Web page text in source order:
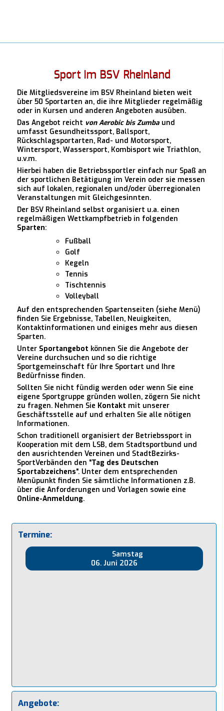
Sport im BSV Rheinland
Die Mitgliedsvereine im BSV Rheinland bieten weit
über 50 Sportarten an, die ihre Mitglieder regelmäßig
oder in Kursen und anderen Angeboten ausüben.
Das Angebot reicht von Aerobic bis Zumbaund
umfasst Gesundheitssport, Ballsport,
Rückschlagsportarten, Rad- und Motorsport,
Wintersport, Wassersport, Kombisport wie Triathlon,
u.v.m.
Hierbei haben die Betriebssportler einfach nur Spaß an
der sportlichen Betätigung im Verein oder sie messen
sich auf lokalen, regionalen und/oder überregionalen
Veranstaltungen mit Gleichgesinnten.
Der BSV Rheinland selbst organisiert u.a. einen
regelmäßigen Wettkampfbetrieb in folgenden
Sparten:
Fußball
Golf
Kegeln
Tennis
Tischtennis
Volleyball
Auf den entsprechenden Spartenseiten (siehe Menü)
finden Sie Ergebnisse, Tabellen, Neuigkeiten,
Kontaktinformationen und einiges mehr aus diesen
Sparten.
Unter Sportangebot können Sie die Angebote der
Vereine durchsuchen und so die richtige
Sportgemeinschaft für Ihre Sportart und Ihre
Bedürfnisse finden.
Sollten Sie nicht fündig werden oder wenn Sie eine
eigene Sportgruppe gründen wollen, zögern Sie nicht
zu fragen. Nehmen Sie Kontakt mit unserer
Geschäftsstelle auf und erhalten Sie alle nötigen
Informationen.
Schon traditionell organisiert der Betriebssport in
Kooperation mit dem LSB, dem Stadtsportbund und
den ausrichtenden Vereinen und StadtBezirks-
SportVerbänden den "Tag des Deutschen
Sportabzeichens". Unter dem entsprechenden
Menüpunkt finden Sie sämtliche Informationen z.B.
über die Anforderungen und Vorlagen sowie eine
Online-Anmeldung.
Termine:
Samstag
06. Juni 2026
Angebote: